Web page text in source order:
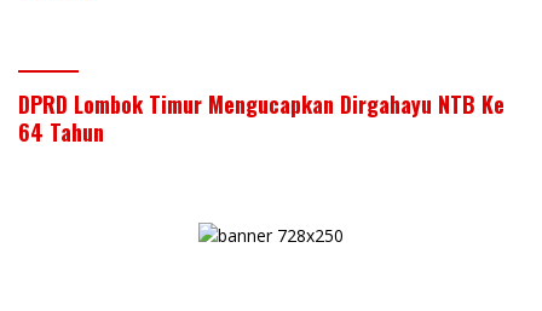
DPRD Lombok Timur Mengucapkan Dirgahayu NTB Ke
64 Tahun